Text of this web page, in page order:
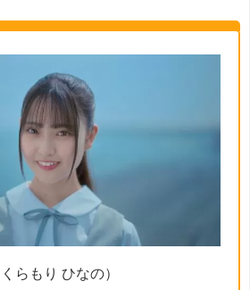
らもり ひなの）